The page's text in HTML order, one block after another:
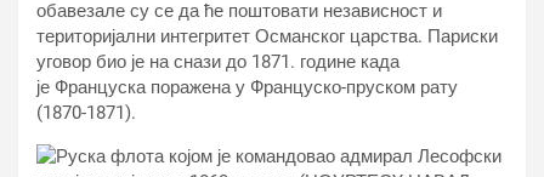
обавезале су се да ће поштовати независност и
територијални интегритет Османског царства. Париски
уговор био је на снази до 1871. године када
је Француска поражена у Француско-пруском рату
(1870-1871).